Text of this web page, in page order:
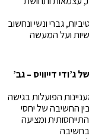
גברי ונשי ונחשוב
ועל המעשה
של ג’ודי דייוויס – גב’
הפועלות בגישה
החשיבה של יחסי
ומציעה
בחשיבה